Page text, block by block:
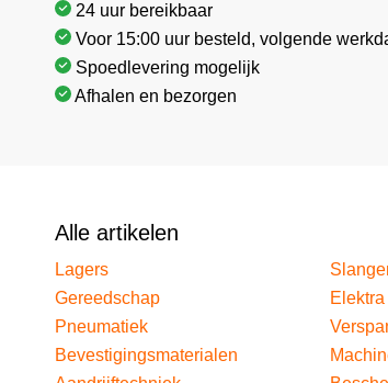
24 uur bereikbaar
Voor 15:00 uur besteld, volgende
Spoedlevering mogelijk
Afhalen en bezorgen
Alle artikelen
Lagers
Gereedschap
Pneumatiek
Bevestigingsmaterialen
Elektra